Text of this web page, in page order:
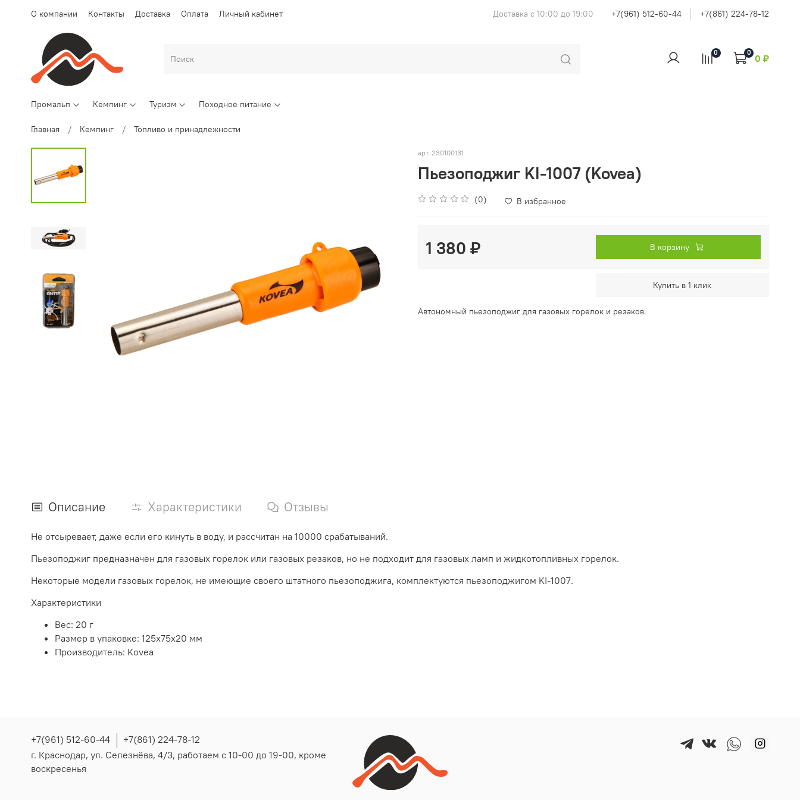
О компании Контакты Доставка Оплата Личный кабинет Доставка с 10:00 до 19:00 +7(961) 512-60-44 +7(861) 224-78-12
0 0 0 ₽
Промальп Кемпинг Туризм Походное питание
Главная Кемпинг Топливо и принадлежности
арт. 230100131
Пьезоподжиг KI-1007 (Kovea)
(0) В избранное
1 380 ₽ В корзину
Купить в 1 клик
Автономный пьезоподжиг для газовых горелок и резаков.
Описание Характеристики Отзывы
Не отсыревает, даже если его кинуть в воду, и рассчитан на 10000 срабатываний.
Пьезоподжиг предназначен для газовых горелок или газовых резаков, но не подходит для газовых ламп и жидкотопливных горелок.
Некоторые модели газовых горелок, не имеющие своего штатного пьезоподжига, комплектуются пьезоподжигом KI-1007.
Характеристики
Вес: 20 г
Размер в упаковке: 125х75х20 мм
Производитель: Kovea
+7(961) 512-60-44
+7(861) 224-78-12
г. Краснодар, ул. Селезнёва, 4/3, работаем с 10-00 до 19-00, кроме
воскресенья